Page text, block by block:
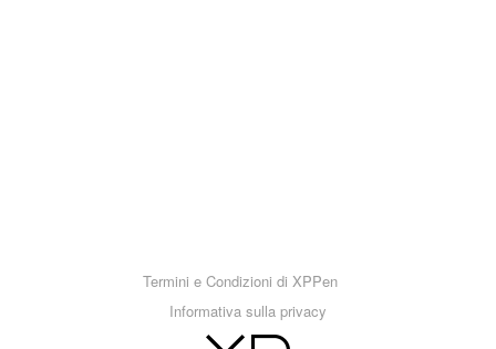
Termini e Condizioni di XPPen
Informativa sulla privacy